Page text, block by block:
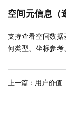
空间元信息（
支持查看空间数
何类型、坐标参考
上一篇： 用户价值